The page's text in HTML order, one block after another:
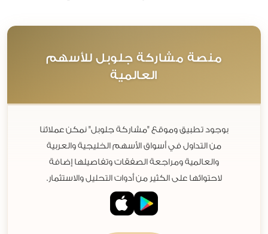
منصة مشاركة جلوبل للأسهم
العالمية
بوجود تطبيق وموقع "مشاركة جلوبل" نمكن عملائنا
من التداول في أسواق الأسهم الخليجية والعربية
والعالمية ومراجعة الصفقات وتفاصيلها إضافة
لاحتوائها على الكثير من أدوات التحليل والاستثمار.